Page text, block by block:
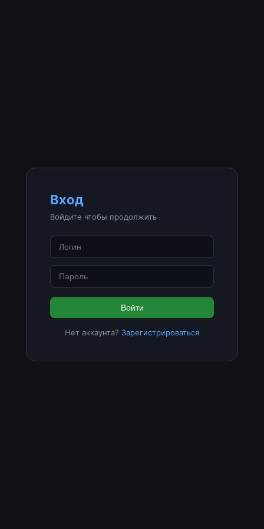
Вход
Войдите чтобы продолжить
Войти
Нет аккаунта? Зарегистрироваться